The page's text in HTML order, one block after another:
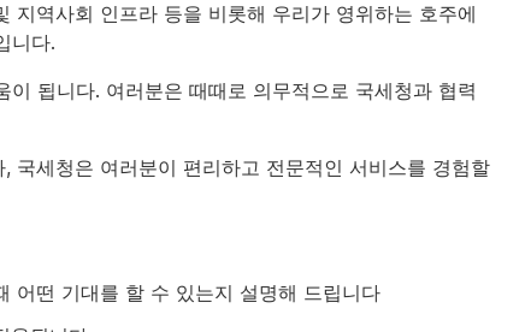
지역사회 인프라 등을 비롯해 우리가 영위하는 호주에
니다.
됩니다. 여러분은 때때로 의무적으로 국세청과 협력
국세청은 여러분이 편리하고 전문적인 서비스를 경험할
어떤 기대를 할 수 있는지 설명해 드립니다